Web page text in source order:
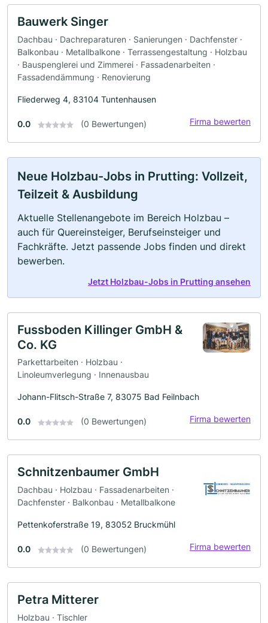
Bauwerk Singer
Dachbau · Dachreparaturen · Sanierungen · Dachfenster ·
Balkonbau · Metallbalkone · Terrassengestaltung · Holzbau
· Bauspenglerei und Zimmerei · Fassadenarbeiten ·
Fassadendämmung · Renovierung
Fliederweg 4, 83104 Tuntenhausen
0.0 (0 Bewertungen) Firma bewerten
Neue Holzbau-Jobs in Prutting: Vollzeit,
Teilzeit & Ausbildung
Aktuelle Stellenangebote im Bereich Holzbau –
auch für Quereinsteiger, Berufseinsteiger und
Fachkräfte. Jetzt passende Jobs finden und direkt
bewerben.
Jetzt Holzbau-Jobs in Prutting ansehen
Fussboden Killinger GmbH &
Co. KG
Parkettarbeiten · Holzbau ·
Linoleumverlegung · Innenausbau
Johann-Flitsch-Straße 7, 83075 Bad Feilnbach
0.0 (0 Bewertungen) Firma bewerten
Schnitzenbaumer GmbH
Dachbau · Holzbau · Fassadenarbeiten ·
Dachfenster · Balkonbau · Metallbalkone
Pettenkoferstraße 19, 83052 Bruckmühl
0.0 (0 Bewertungen) Firma bewerten
Petra Mitterer
Holzbau · Tischler